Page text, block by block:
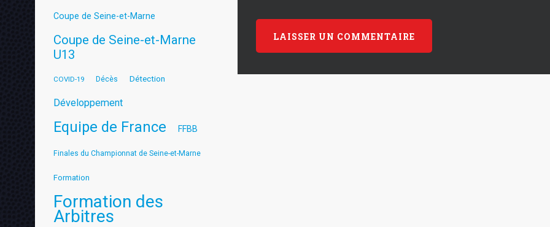
Coupe de Seine-et-Marne
Coupe de Seine-et-Marne
U13
COVID-19 Décès Détection
Développement
Equipe de France FFBB
Finales du Championnat de Seine-et-Marne
Formation
Formation des
Arbitres